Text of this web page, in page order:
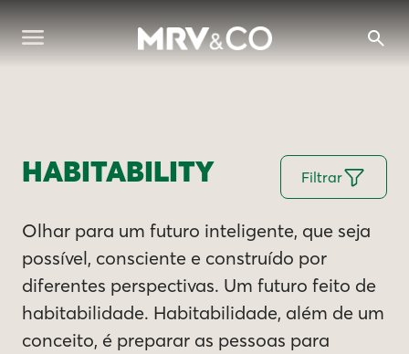
HABITABILITY Filtrar
Olhar para um futuro inteligente, que seja
possível, consciente e construído por
diferentes perspectivas. Um futuro feito de
habitabilidade. Habitabilidade, além de um
conceito, é preparar as pessoas para